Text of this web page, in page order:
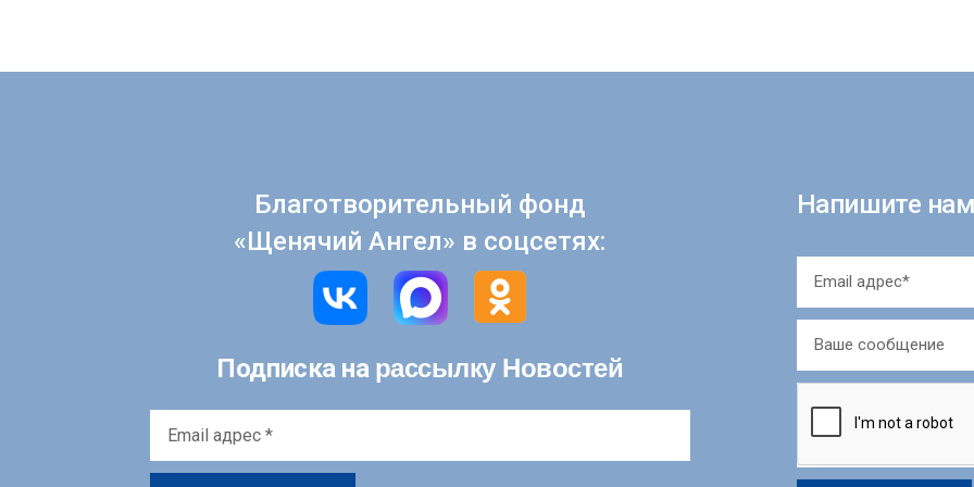
Благотворительный фонд
«Щенячий Ангел» в соцсетях:
Подписка на рассылку Новостей
адрес
*
Напишите